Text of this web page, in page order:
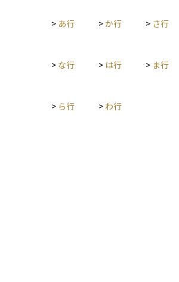
> あ行 >か行 > さ行
> な行 > は行 > ま行
> ら行 > わ行